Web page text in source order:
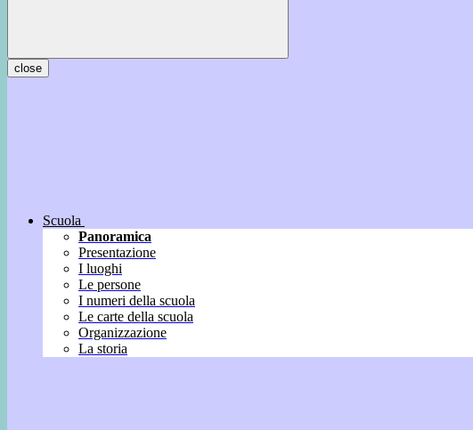
close
Scuola
Panoramica
Presentazione
I luoghi
Le persone
I numeri della scuola
Le carte della scuola
Organizzazione
La storia